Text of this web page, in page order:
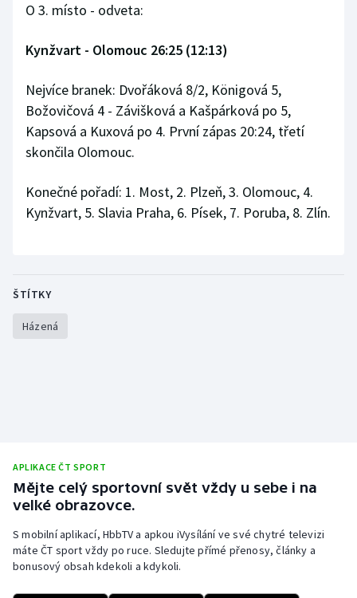
Vodní slalom
Volejbal
Ostatní
O 3. místo - odveta:
Kynžvart - Olomouc 26:25 (12:13)
Nejvíce branek: Dvořáková 8/2, Königová 5,
Božovičová 4 - Závišková a Kašpárková po 5,
Kapsová a Kuxová po 4. První zápas 20:24, třetí
skončila Olomouc.
Konečné pořadí: 1. Most, 2. Plzeň, 3. Olomouc, 4.
Kynžvart, 5. Slavia Praha, 6. Písek, 7. Poruba, 8. Zlín.
ŠTÍTKY
Házená
APLIKACE ČT SPORT
Mějte celý sportovní svět vždy u sebe i na
velké obrazovce.
S mobilní aplikací, HbbTV a apkou iVysílání ve své chytré televizi
máte ČT sport vždy po ruce. Sledujte přímé přenosy, články a
bonusový obsah kdekoli a kdykoli.